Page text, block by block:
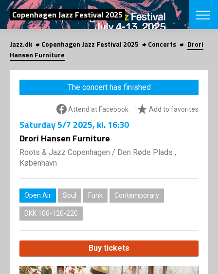
SEARCH
Copenhagen Jazz Festival 2025
Danish
CHOOSE
VINTERJAZZ
Themes
LOCATIONS
Jazz.dk Copenhagen Jazz Festival 2025 Concerts
Drori
Hansen Furniture
The concert has finished
Attend at Facebook Add to favorites
Saturday5/7 2025, kl. 16:30
Drori Hansen Furniture
Roots & Jazz Copenhagen / Den Røde Plads ,
København
Open Air Soul Funk Contemporary
DKK 100-120-220
Buy tickets